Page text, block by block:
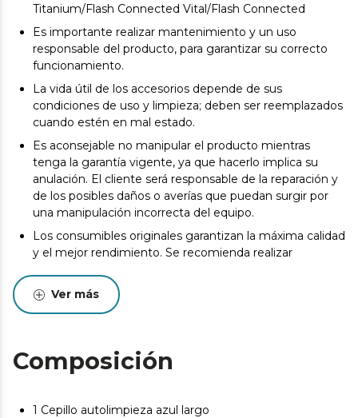
Titanium/Flash Connected Vital/Flash Connected
Es importante realizar mantenimiento y un uso
responsable del producto, para garantizar su correcto
funcionamiento.
La vida útil de los accesorios depende de sus
condiciones de uso y limpieza; deben ser reemplazados
cuando estén en mal estado.
Es aconsejable no manipular el producto mientras
tenga la garantía vigente, ya que hacerlo implica su
anulación. El cliente será responsable de la reparación y
de los posibles daños o averías que puedan surgir por
una manipulación incorrecta del equipo.
Los consumibles originales garantizan la máxima calidad
y el mejor rendimiento. Se recomienda realizar
Ver más
Composición
1 Cepillo autolimpieza azul largo